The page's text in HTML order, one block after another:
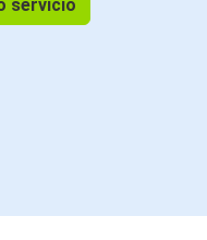
servicio